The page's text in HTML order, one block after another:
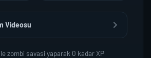
Videosu
zombi savasi yaparak 0 kadar XP